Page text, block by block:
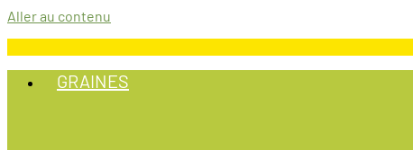
Aller au contenu
GRAINES